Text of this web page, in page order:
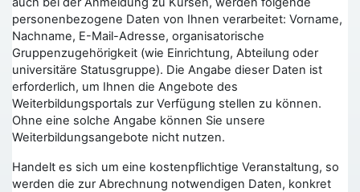
personenbezogene Daten von Ihnen verarbeitet: Vorname,
Nachname, E-Mail-Adresse, organisatorische
Gruppenzugehörigkeit (wie Einrichtung, Abteilung oder
universitäre Statusgruppe). Die Angabe dieser Daten ist
erforderlich, um Ihnen die Angebote des
Weiterbildungsportals zur Verfügung stellen zu können.
Ohne eine solche Angabe können Sie unsere
Weiterbildungsangebote nicht nutzen.
Handelt es sich um eine kostenpflichtige Veranstaltung, so
werden die zur Abrechnung notwendigen Daten, konkret